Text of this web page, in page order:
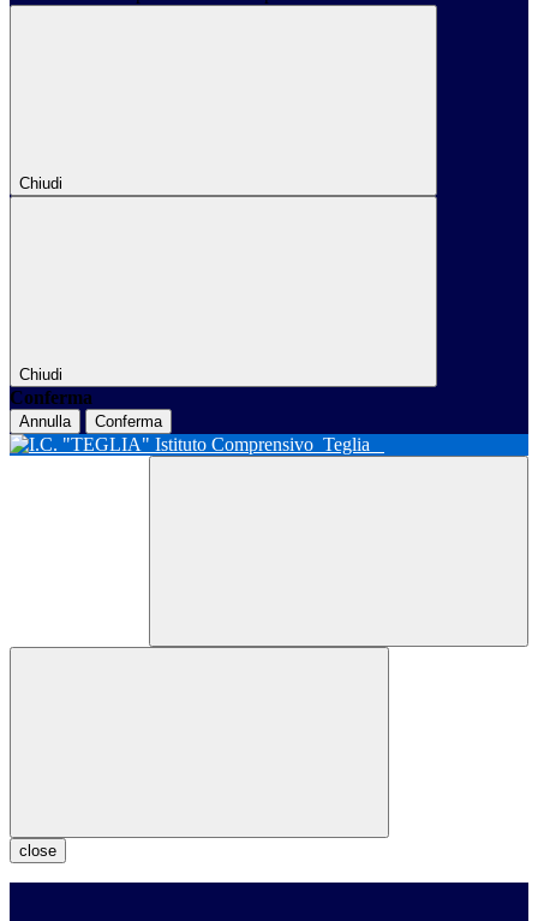
Chiudi
Chiudi
Conferma
Annulla Conferma
Istituto Comprensivo Teglia
close